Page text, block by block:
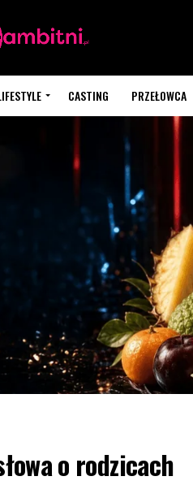
CASTING PRZEŁOWCA
o rodzicach